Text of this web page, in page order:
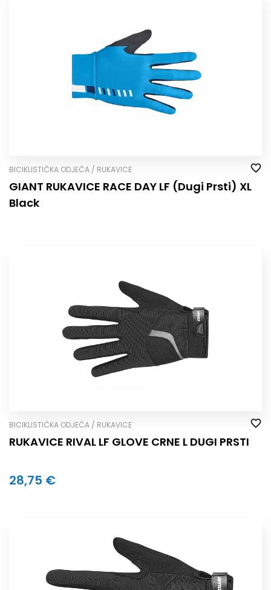
BICIKLISTIČKA ODJEĆA / RUKAVICE
GIANT RUKAVICE RACE DAY LF (Dugi Prsti) XL
Black
BICIKLISTIČKA ODJEĆA / RUKAVICE
RUKAVICE RIVAL LF GLOVE CRNE L DUGI PRSTI
28,75 €